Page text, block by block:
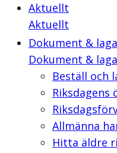
Aktuellt
Aktuellt
Dokument &
Dokument &
Beställ och
Riksdagens
Allmänna
Hitta äldre